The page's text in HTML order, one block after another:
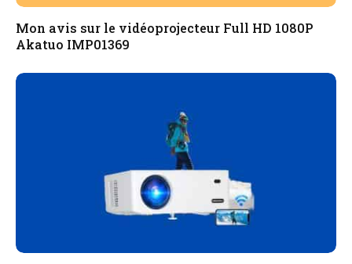
Mon avis sur le vidéoprojecteur Full HD 1080P
Akatuo ‎IMP01369